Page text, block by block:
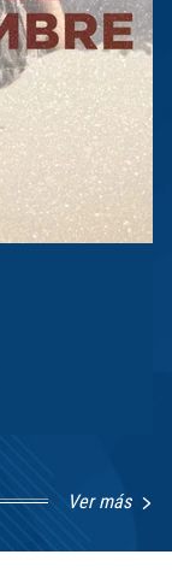
Ver más